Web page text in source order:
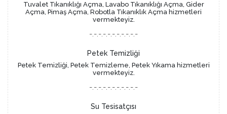
Tuvalet Tıkanıklığı Açma, Lavabo Tıkanıklığı Açma, Gider
Açma, Pimaş Açma, Robotla Tıkanıklık Açma hizmetleri
vermekteyiz.
-.-.-.-.-.-.-.-.-.-.-
Petek Temizliği
Petek Temizliği, Petek Temizleme, Petek Yıkama hizmetleri
vermekteyiz.
-.-.-.-.-.-.-.-.-.-.-
Su Tesisatçısı